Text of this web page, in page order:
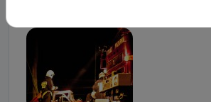
Czy jest możliwość
Podanie danych osobowych jest
wymogiem ustawowym lub umownym
warunku zawarcia umowy. Cofnięcie
na każdym etapie i nie jest to związane z
negatywnymi konsekwencjami. Cofnięcia
dokonać w dowolny, wybrany sposób (e-